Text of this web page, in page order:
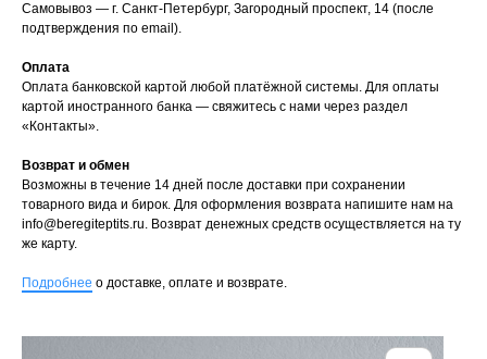
Самовывоз — г. Санкт-Петербург, Загородный проспект, 14 (после
подтверждения по email).
Оплата
Оплата банковской картой любой платёжной системы. Для оплаты
картой иностранного банка — свяжитесь с нами через раздел
«Контакты».
Возврат и обмен
Возможны в течение 14 дней после доставки при сохранении
товарного вида и бирок. Для оформления возврата напишите нам на
info@beregiteptits.ru. Возврат денежных средств осуществляется на ту
же карту.
Подробнее о доставке, оплате и возврате.